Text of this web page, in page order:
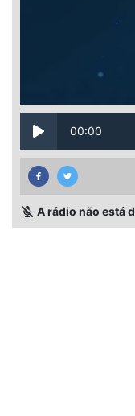
00:00
A rádio não está